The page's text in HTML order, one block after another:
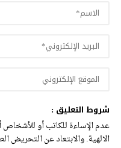
شروط التعليق :
عدم الإساءة للكاتب أو للأشخاص
الالهية. والابتعاد عن التحريض